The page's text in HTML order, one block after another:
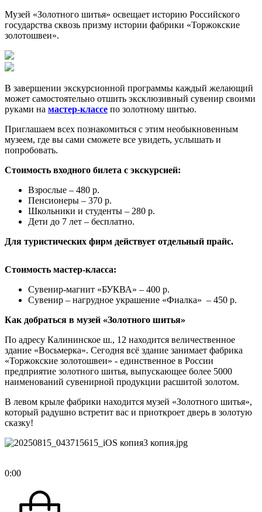
Музей «Золотного шитья» освещает историю Российского
государства сквозь призму истории фабрики «Торжокские
золотошвеи».
В завершении экскурсионной программы каждый желающий
может самостоятельно отшить эксклюзивный сувенир своими
руками на мастер-классе по золотному шитью.
Приглашаем всех познакомиться с этим необыкновенным
музеем, где вы сами сможете все увидеть, услышать и
попробовать.
Стоимость входного билета с экскурсией:
Взрослые – 480 р.
Пенсионеры – 370 р.
Школьники и студенты – 280 р.
Дети до 7 лет – бесплатно.
Для туристических фирм действует отдельный прайс.
Стоимость мастер-класса:
Сувенир-магнит «БУКВА» – 400 р.
Сувенир – нагрудное украшение «Фиалка» – 450 р.
Как добраться в музей «Золотного шитья»
По адресу Калининское ш., 12 находится величественное
здание «Восьмерка». Сегодня всё здание занимает фабрика
«Торжокские золотошвеи» - единственное в России
предприятие золотного шитья, выпускающее более 5000
наименований сувенирной продукции расшитой золотом.
В левом крыле фабрики находится музей «Золотного шитья»,
который радушно встретит вас и приоткроет дверь в золотую
сказку!
0:00